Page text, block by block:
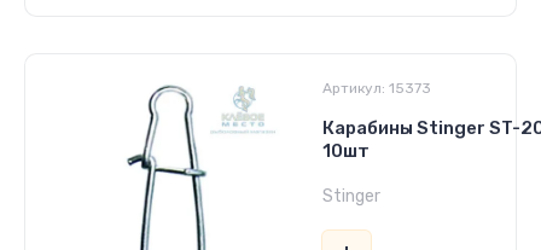
Артикул: 15373
Карабины Stinger ST-
10шт
Stinger